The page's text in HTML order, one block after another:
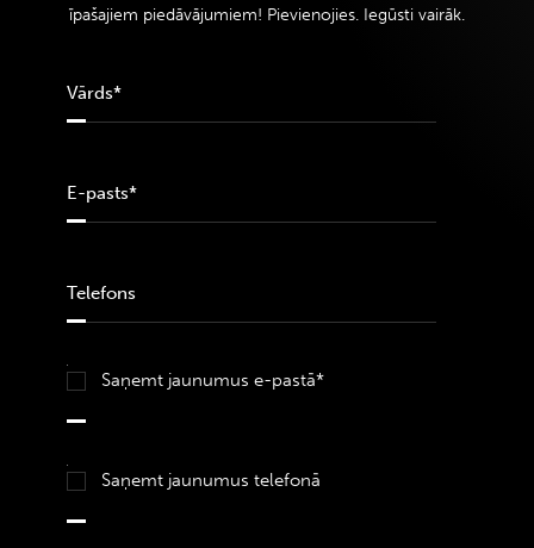
īpašajiem piedāvājumiem! Pievienojies. Iegūsti vairāk.
Saņemt jaunumus e-pastā*
Saņemt jaunumus telefonā